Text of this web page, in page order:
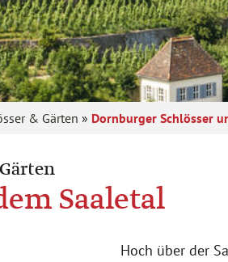
& Gärten » Dornburger Schlösser
Saaletal
Hoch über der